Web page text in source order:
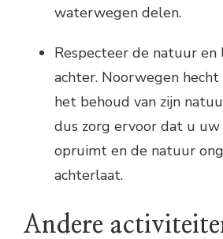
waterwegen delen.
Respecteer de natuur en
achter. Noorwegen
het behoud van zijn
dus zorg ervoor dat u uw
opruimt en de natuur
achterlaat.
Andere